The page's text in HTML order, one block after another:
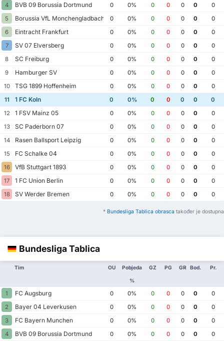
4
BVB 09 Borussia Dortmund 0 0% 0 0 0 0
0
5
Borussia VfL Monchengladbach 0 0% 0 0 0 0
0
6
Eintracht Frankfurt 0 0% 0 0 0 0
0
7
SV 07 Elversberg 0 0% 0 0 0 0
0
8
SC Freiburg 0 0% 0 0 0 0
0
9
Hamburger SV 0 0% 0 0 0 0
0
10
TSG 1899 Hoffenheim 0 0% 0 0 0 0
0
11
1 FC Koln 0 0% 0 0 0 0
0
12
1 FSV Mainz 05 0 0% 0 0 0 0
0
13
SC Paderborn 07 0 0% 0 0 0 0
0
14
Rasen Ballsport Leipzig 0 0% 0 0 0 0
0
15
FC Schalke 04 0 0% 0 0 0 0
0
16
VfB Stuttgart 1893 0 0% 0 0 0 0
0
17
1 FC Union Berlin 0 0% 0 0 0 0
0
18
SV Werder Bremen 0 0% 0 0 0 0 0
* Bundesliga Tablica obrasca također je dostupna
Bundesliga Tablica
Tim OU Pobjeda
%
GZ PG GR Bod. Pr.
1 FC Augsburg 0 0% 0 0 0 0
0
2
Bayer 04 Leverkusen 0 0% 0 0 0 0
0
3
FC Bayern Munchen 0 0% 0 0 0 0
0
4
BVB 09 Borussia Dortmund 0 0% 0 0 0 0
0